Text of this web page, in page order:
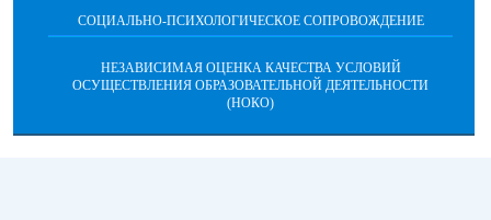
СОЦИАЛЬНО-ПСИХОЛОГИЧЕСКОЕ СОПРОВОЖДЕНИЕ
НЕЗАВИСИМАЯ ОЦЕНКА КАЧЕСТВА УСЛОВИЙ
ОСУЩЕСТВЛЕНИЯ ОБРАЗОВАТЕЛЬНОЙ ДЕЯТЕЛЬНОСТИ
(НОКО)